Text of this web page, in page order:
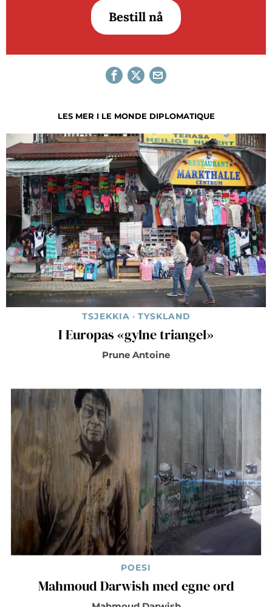
Bestill nå
LES MER I LE MONDE DIPLOMATIQUE
TSJEKKIA · TYSKLAND
I Europas «gylne triangel»
Prune Antoine
POESI
Mahmoud Darwish med egne ord